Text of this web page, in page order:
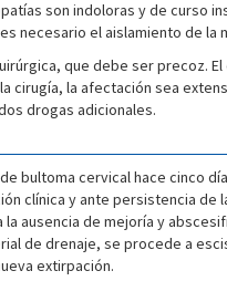
son indoloras y de curso
necesario el aislamiento de
que debe ser precoz.
cirugía, la afectación sea
drogas adicionales.
bultoma cervical hace cinco
clínica y ante persistencia
ausencia de mejoría y
de drenaje, se procede a
extirpación.